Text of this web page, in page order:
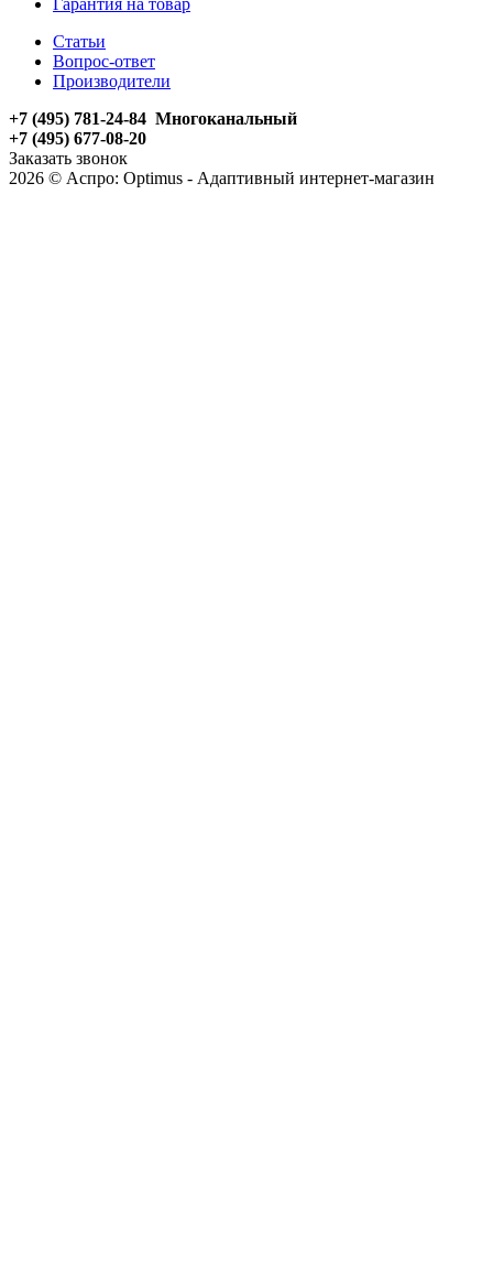
Гарантия на товар
Статьи
Вопрос-ответ
Производители
+7 (495) 781-24-84 Многоканальный
+7 (495) 677-08-20
Заказать звонок
2026 © Аспро: Optimus - Адаптивный интернет-магазин